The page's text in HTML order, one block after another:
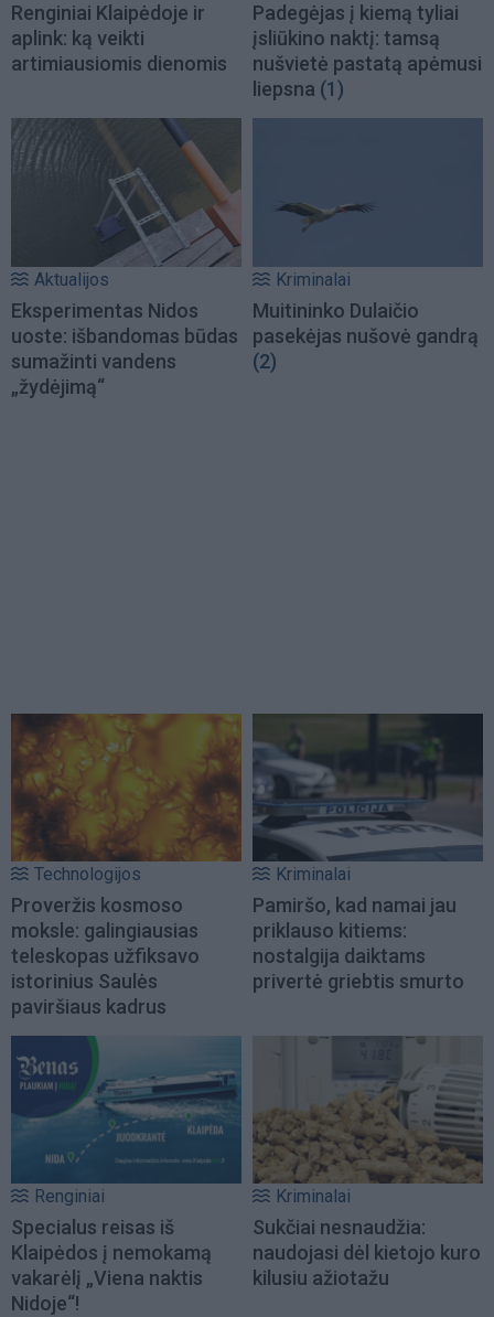
Renginiai Klaipėdoje ir
aplink: ką veikti
artimiausiomis dienomis
Padegėjas į kiemą tyliai
įsliūkino naktį: tamsą
nušvietė pastatą apėmusi
liepsna (1)
Aktualijos
Eksperimentas Nidos
uoste: išbandomas būdas
sumažinti vandens
„žydėjimą“
Kriminalai
Muitininko Dulaičio
pasekėjas nušovė gandrą
(2)
Technologijos
Proveržis kosmoso
moksle: galingiausias
teleskopas užfiksavo
istorinius Saulės
paviršiaus kadrus
Kriminalai
Pamiršo, kad namai jau
priklauso kitiems:
nostalgija daiktams
privertė griebtis smurto
Renginiai
Specialus reisas iš
Klaipėdos į nemokamą
vakarėlį „Viena naktis
Nidoje“!
Kriminalai
Sukčiai nesnaudžia:
naudojasi dėl kietojo kuro
kilusiu ažiotažu